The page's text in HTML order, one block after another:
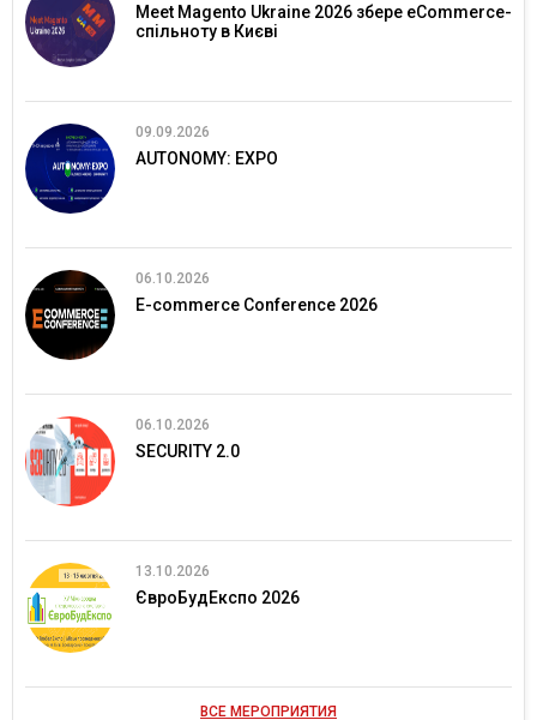
Meet Magento Ukraine 2026 збере eCommerce-
спільноту в Києві
09.09.2026
AUTONOMY: EXPO
06.10.2026
E-commerce Conference 2026
06.10.2026
SECURITY 2.0
13.10.2026
ЄвроБудЕкспо 2026
ВСЕ МЕРОПРИЯТИЯ